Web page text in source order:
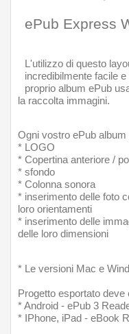
ePub Express
L'utilizzo di questo
incredibilmente facile
proprio album ePub
la raccolta immagini.
Ogni vostro ePub
* LOGO
* Copertina anteriore /
* sfondo
* Colonna sonora
* inserimento delle foto
loro orientamenti
* inserimento delle
delle loro dimensioni
* Le versioni Mac e
Progetto esportato
* Android - ePub 3
* IPhone, iPad - eBook